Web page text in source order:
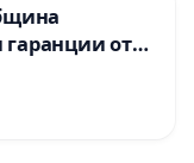
гаранции от
че ще се